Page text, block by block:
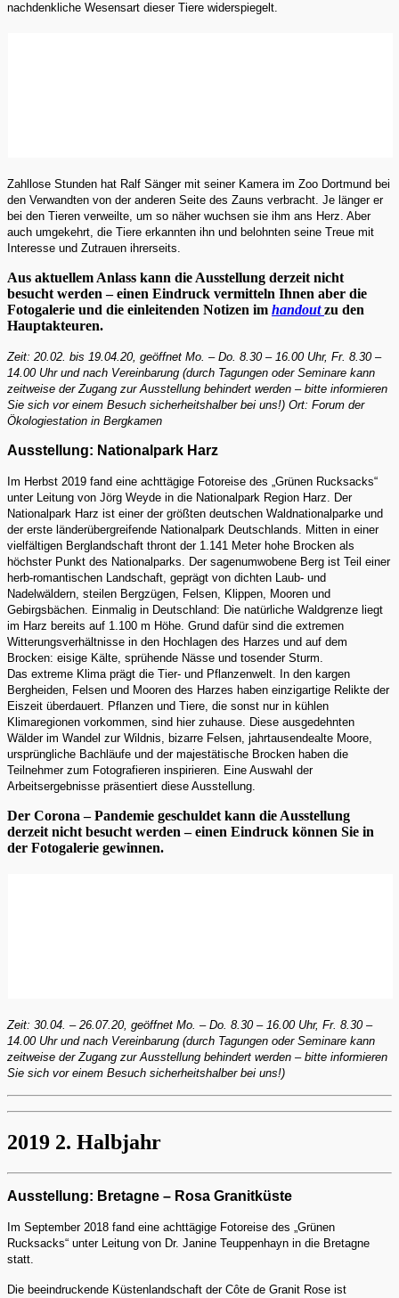
nachdenkliche Wesensart dieser Tiere widerspiegelt.
Zahllose Stunden hat Ralf Sänger mit seiner Kamera im Zoo Dortmund bei
den Verwandten von der anderen Seite des Zauns verbracht. Je länger er
bei den Tieren verweilte, um so näher wuchsen sie ihm ans Herz. Aber
auch umgekehrt, die Tiere erkannten ihn und belohnten seine Treue mit
Interesse und Zutrauen ihrerseits.
Aus aktuellem Anlass kann die Ausstellung derzeit nicht
besucht werden – einen Eindruck vermitteln Ihnen aber die
Fotogalerie und die einleitenden Notizen im handout zu den
Hauptakteuren.
Zeit: 20.02. bis 19.04.20, geöffnet Mo. – Do. 8.30 – 16.00 Uhr, Fr. 8.30 –
14.00 Uhr und nach Vereinbarung (durch Tagungen oder Seminare kann
zeitweise der Zugang zur Ausstellung behindert werden – bitte informieren
Sie sich vor einem Besuch sicherheitshalber bei uns!) Ort: Forum der
Ökologiestation in Bergkamen
Ausstellung: Nationalpark Harz
Im Herbst 2019 fand eine achttägige Fotoreise des „Grünen Rucksacks“
unter Leitung von Jörg Weyde in die Nationalpark Region Harz. Der
Nationalpark Harz ist einer der größten deutschen Waldnationalparke und
der erste länderübergreifende Nationalpark Deutschlands. Mitten in einer
vielfältigen Berglandschaft thront der 1.141 Meter hohe Brocken als
höchster Punkt des Nationalparks. Der sagenumwobene Berg ist Teil einer
herb-romantischen Landschaft, geprägt von dichten Laub- und
Nadelwäldern, steilen Bergzügen, Felsen, Klippen, Mooren und
Gebirgsbächen. Einmalig in Deutschland: Die natürliche Waldgrenze liegt
im Harz bereits auf 1.100 m Höhe. Grund dafür sind die extremen
Witterungsverhältnisse in den Hochlagen des Harzes und auf dem
Brocken: eisige Kälte, sprühende Nässe und tosender Sturm.
Das extreme Klima prägt die Tier- und Pflanzenwelt. In den kargen
Bergheiden, Felsen und Mooren des Harzes haben einzigartige Relikte der
Eiszeit überdauert. Pflanzen und Tiere, die sonst nur in kühlen
Klimaregionen vorkommen, sind hier zuhause. Diese ausgedehnten
Wälder im Wandel zur Wildnis, bizarre Felsen, jahrtausendealte Moore,
ursprüngliche Bachläufe und der majestätische Brocken haben die
Teilnehmer zum Fotografieren inspirieren. Eine Auswahl der
Arbeitsergebnisse präsentiert diese Ausstellung.
Der Corona – Pandemie geschuldet kann die Ausstellung
derzeit nicht besucht werden – einen Eindruck können Sie in
der Fotogalerie gewinnen.
Zeit: 30.04. – 26.07.20, geöffnet Mo. – Do. 8.30 – 16.00 Uhr, Fr. 8.30 –
14.00 Uhr und nach Vereinbarung (durch Tagungen oder Seminare kann
zeitweise der Zugang zur Ausstellung behindert werden – bitte informieren
Sie sich vor einem Besuch sicherheitshalber bei uns!)
2019 2. Halbjahr
Ausstellung: Bretagne – Rosa Granitküste
Im September 2018 fand eine achttägige Fotoreise des „Grünen
Rucksacks“ unter Leitung von Dr. Janine Teuppenhayn in die Bretagne
statt.
Die beeindruckende Küstenlandschaft der Côte de Granit Rose ist